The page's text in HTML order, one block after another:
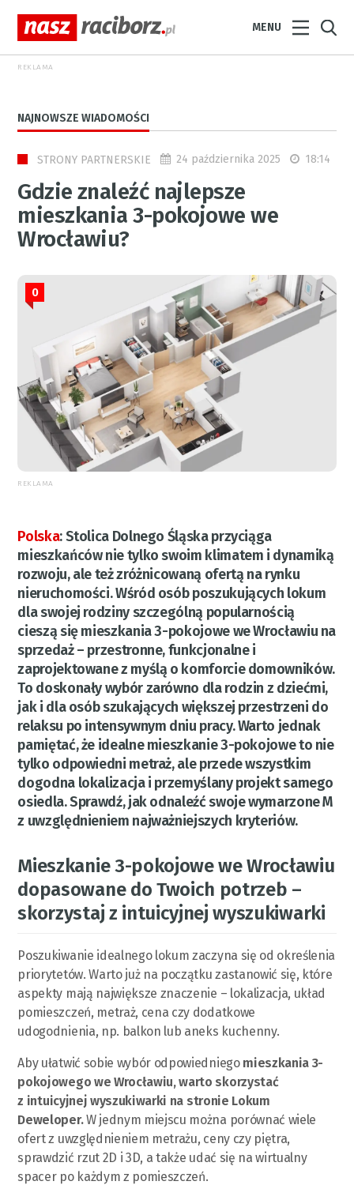
MENU
REKLAMA
NAJNOWSZE WIADOMOŚCI
STRONY PARTNERSKIE 24 października 2025 18:14
Gdzie znaleźć najlepsze
mieszkania 3-pokojowe we
Wrocławiu?
0
REKLAMA
Polska:Stolica Dolnego Śląska przyciąga
mieszkańców nie tylko swoim klimatem i dynamiką
rozwoju, ale też zróżnicowaną ofertą na rynku
nieruchomości. Wśród osób poszukujących lokum
dla swojej rodziny szczególną popularnością
cieszą się mieszkania 3-pokojowe we Wrocławiu na
sprzedaż – przestronne, funkcjonalne i
zaprojektowane z myślą o komforcie domowników.
To doskonały wybór zarówno dla rodzin z dziećmi,
jak i dla osób szukających większej przestrzeni do
relaksu po intensywnym dniu pracy. Warto jednak
pamiętać, że idealne mieszkanie 3-pokojowe to nie
tylko odpowiedni metraż, ale przede wszystkim
dogodna lokalizacja i przemyślany projekt samego
osiedla. Sprawdź, jak odnaleźć swoje wymarzone M
z uwzględnieniem najważniejszych kryteriów.
Mieszkanie 3-pokojowe we Wrocławiu
dopasowane do Twoich potrzeb –
skorzystaj z intuicyjnej wyszukiwarki
Poszukiwanie idealnego lokum zaczyna się od określenia
priorytetów. Warto już na początku zastanowić się, które
aspekty mają największe znaczenie – lokalizacja, układ
pomieszczeń, metraż, cena czy dodatkowe
udogodnienia, np. balkon lub aneks kuchenny.
Aby ułatwić sobie wybór odpowiedniego mieszkania 3-
pokojowego we Wrocławiu, warto skorzystać
z intuicyjnej wyszukiwarki na stronie Lokum
Deweloper.W jednym miejscu można porównać wiele
ofert z uwzględnieniem metrażu, ceny czy piętra,
sprawdzić rzut 2D i 3D, a także udać się na wirtualny
spacer po każdym z pomieszczeń.